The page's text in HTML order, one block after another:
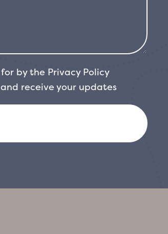
by the Privacy Policy
receive your updates